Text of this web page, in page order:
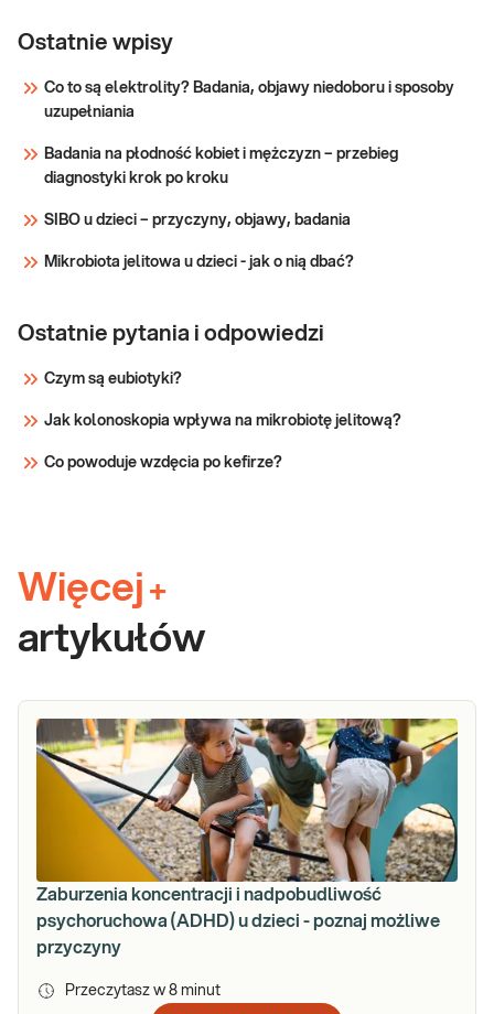
dla
(premium)
→ Profilaktycznie, do oceny stanu zdrowia Jak
się pobiera materiał do badania? Do wykonania
Sprawdź
Ostatnie wpisy
Co to są elektrolity? Badania, objawy niedoboru i sposoby
uzupełniania
Badania na płodność kobiet i mężczyzn – przebieg
diagnostyki krok po kroku
SIBO u dzieci – przyczyny, objawy, badania
Mikrobiota jelitowa u dzieci - jak o nią dbać?
Ostatnie pytania i odpowiedzi
Czym są eubiotyki?
Jak kolonoskopia wpływa na mikrobiotę jelitową?
Co powoduje wzdęcia po kefirze?
Więcej +
artykułów
Zaburzenia koncentracji i nadpobudliwość
psychoruchowa (ADHD) u dzieci - poznaj możliwe
przyczyny
Przeczytasz w 8 minut